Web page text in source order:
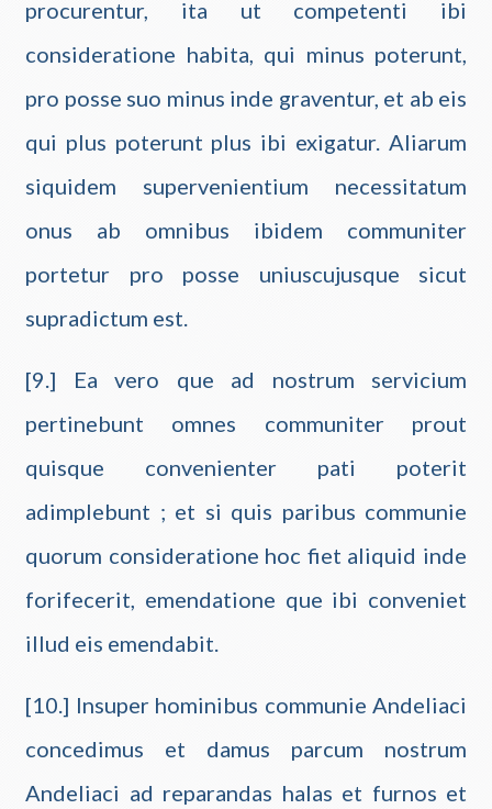
procurentur, ita ut competenti ibi
consideratione habita, qui minus poterunt,
pro posse suo minus inde graventur, et ab eis
qui plus poterunt plus ibi exigatur. Aliarum
siquidem supervenientium necessitatum
onus ab omnibus ibidem communiter
portetur pro posse uniuscujusque sicut
supradictum est.
[9.] Ea vero que ad nostrum servicium
pertinebunt omnes communiter prout
quisque convenienter pati poterit
adimplebunt ; et si quis paribus communie
quorum consideratione hoc fiet aliquid inde
forifecerit, emendatione que ibi conveniet
illud eis emendabit.
[10.] Insuper hominibus communie Andeliaci
concedimus et damus parcum nostrum
Andeliaci ad reparandas halas et furnos et